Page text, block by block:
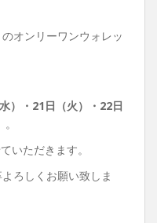
オンリーワンウォレッ
）・21日（火）・22日
。
いただきます。
ろしくお願い致しま